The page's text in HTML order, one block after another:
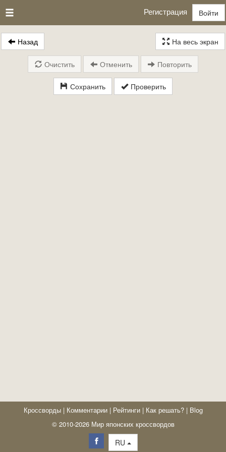
Регистрация Войти
Назад На весь экран
Сохранить Проверить
Очистить Отменить Повторить
Кроссворды | Комментарии | Рейтинги | Как решать? | Blog
© 2010-2026 Мир японских кроссвордов
RU